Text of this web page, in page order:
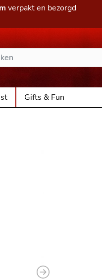
verpakt en bezorgd
Gifts & Fun